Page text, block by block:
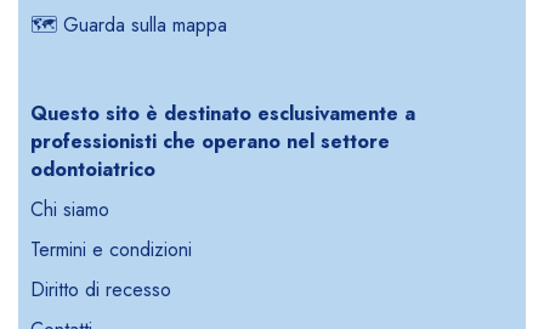
🗺️ Guarda sulla mappa
Questo sito è destinato esclusivamente a
professionisti che operano nel settore
odontoiatrico
Chi siamo
Termini e condizioni
Diritto di recesso